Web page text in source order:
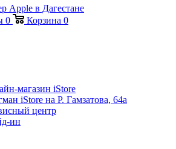
0 Корзина 0
магазин iStore
iStore на Р. Гамзатова, 64а
центр
ин